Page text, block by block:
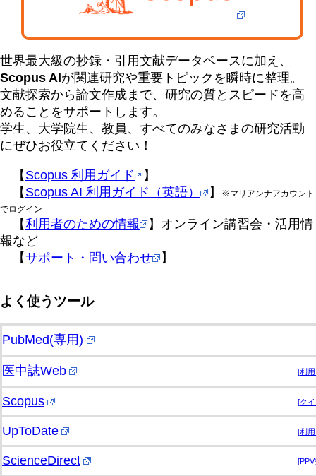
世界最大級の抄録・引用文献データベースに加え、
Scopus AIが関連研究や重要トピックを瞬時に整理。
文献探索から論文作成まで、研究の質とスピードを高
めることをサポートします。
学生、大学院生、教員、すべてのみなさまの研究活動
にぜひお役立てください！
【 Scopus 利用ガイド
】
【 Scopus AI 利用ガイド（英語） 】
※マリアンナアカウント
でログイン
【利用者のための情報
】オンライン講習会・活用情
報など
【サポート・問い合わせ 】
よく使うツール
PubMed(専用)
医中誌Web [利
Scopus [ク
UpToDate [利
ScienceDirect